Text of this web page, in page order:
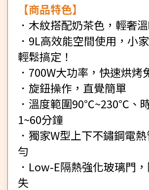
【商品特色】
．木紋搭配奶茶色，輕奢
．9L高效能空間使用，小
輕鬆搞定！
．700W大功率，快速烘烤
．旋鈕操作，直覺簡單
．溫度範圍90℃~230℃、
1~60分鐘
．獨家W型上下不鏽鋼電
勻
．Low-E隔熱強化玻璃門
失